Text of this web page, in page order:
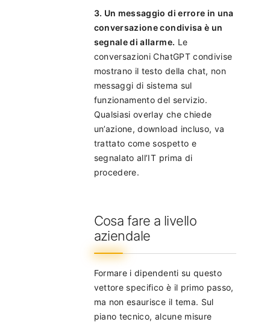
3. Un messaggio di errore in una
conversazione condivisa è un
segnale di allarme. Le
conversazioni ChatGPT condivise
mostrano il testo della chat, non
messaggi di sistema sul
funzionamento del servizio.
Qualsiasi overlay che chiede
un’azione, download incluso, va
trattato come sospetto e
segnalato all’IT prima di
procedere.
Cosa fare a livello
aziendale
Formare i dipendenti su questo
vettore specifico è il primo passo,
ma non esaurisce il tema. Sul
piano tecnico, alcune misure